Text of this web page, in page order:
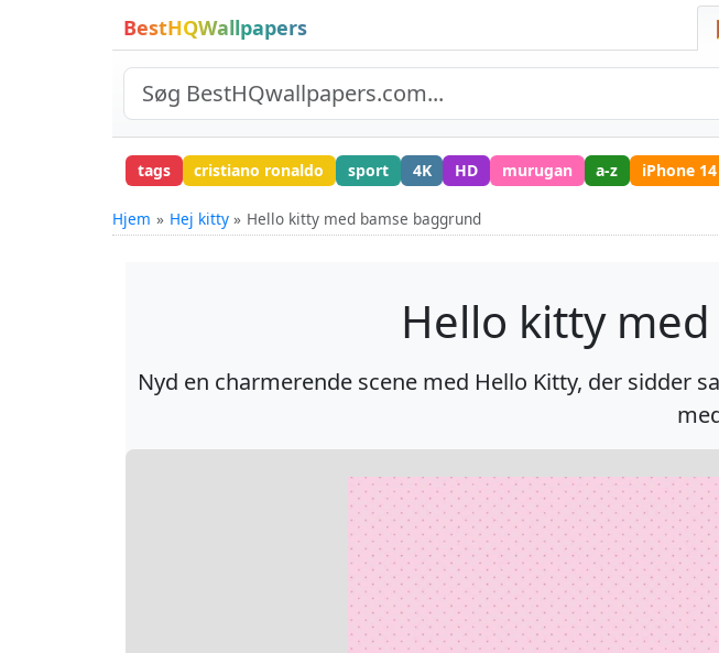
BestHQWallpapers
tags cristiano ronaldo sport 4K HD murugan a-z iPhone
Hjem Hej kitty Hello kitty med bamse baggrund
Hello kitty
Nyd en charmerende scene med Hello Kitty, der sidder